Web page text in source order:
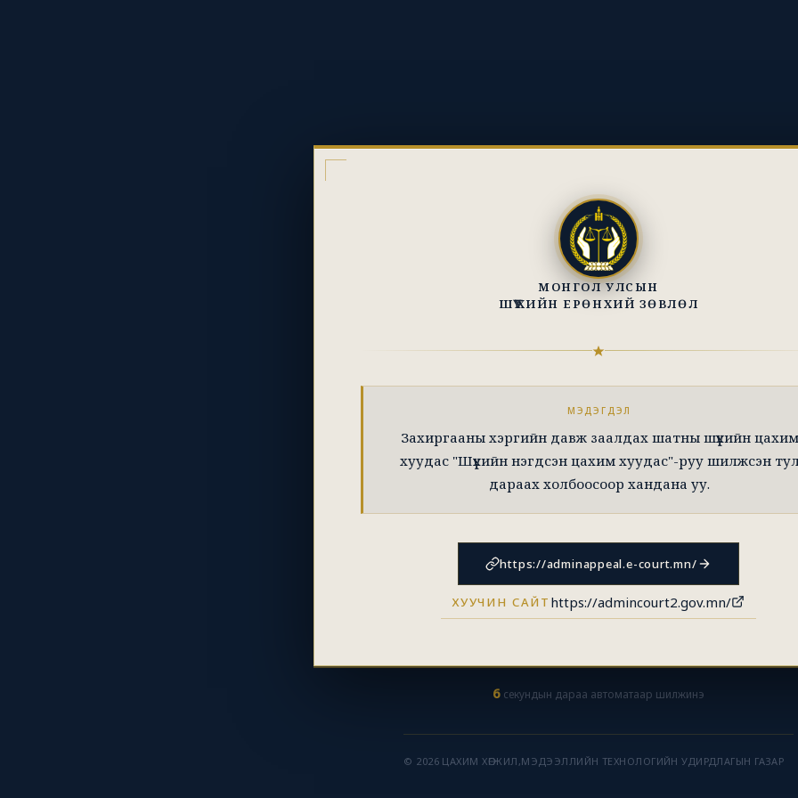
МОНГОЛ УЛСЫН
ШҮҮХИЙН ЕРӨНХИЙ ЗӨВЛӨЛ
МЭДЭГДЭЛ
Захиргааны хэргийн давж заалдах шатны шүүхийн цахим
хуудас "Шүүхийн нэгдсэн цахим хуудас"-руу шилжсэн
дараах холбоосоор хандана уу.
https://adminappeal.e-court.mn/
ХУУЧИН САЙТ https://admincourt2.gov.mn/
6 секундын дараа автоматаар шилжинэ
© 2026 ЦАХИМ ХӨГЖИЛ,МЭДЭЭЛЛИЙН ТЕХНОЛОГИЙН УДИРДЛАГЫН ГАЗАР